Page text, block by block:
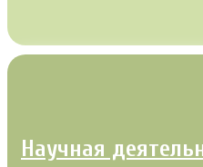
Научная